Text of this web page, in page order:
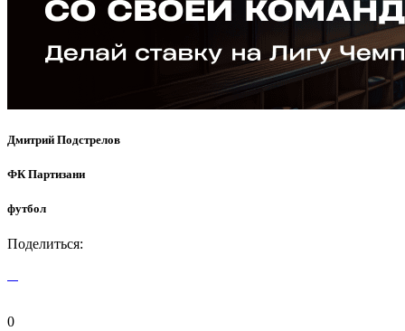
Дмитрий Подстрелов
ФК Партизани
футбол
Поделиться:
0